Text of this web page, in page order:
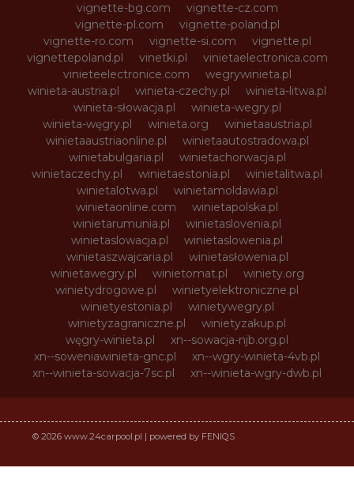
vignette-bg.com
vignette-cz.com
vignette-pl.com
vignette-poland.pl
vignette-ro.com
vignette-si.com
vignette.pl
vignettepoland.pl
vinetki.pl
vinietaelectronica.com
vinieteelectronice.com
wegrywinieta.pl
winieta-austria.pl
winieta-czechy.pl
winieta-litwa.pl
winieta-słowacja.pl
winieta-wegry.pl
winieta-węgry.pl
winieta.org
winietaaustria.pl
winietaaustriaonline.pl
winietaautostradowa.pl
winietabulgaria.pl
winietachorwacja.pl
winietaczechy.pl
winietaestonia.pl
winietalitwa.pl
winietalotwa.pl
winietamoldawia.pl
winietaonline.com
winietapolska.pl
winietarumunia.pl
winietaslovenia.pl
winietaslowacja.pl
winietaslowenia.pl
winietaszwajcaria.pl
winietasłowenia.pl
winietawegry.pl
winietomat.pl
winiety.org
winietydrogowe.pl
winietyelektroniczne.pl
winietyestonia.pl
winietywegry.pl
winietyzagraniczne.pl
winietyzakup.pl
węgry-winieta.pl
xn--sowacja-njb.org.pl
xn--soweniawinieta-gnc.pl
xn--wgry-winieta-4vb.pl
xn--winieta-sowacja-7sc.pl
xn--winieta-wgry-dwb.pl
© 2026 www.24carpool.pl | powered by FENIQS